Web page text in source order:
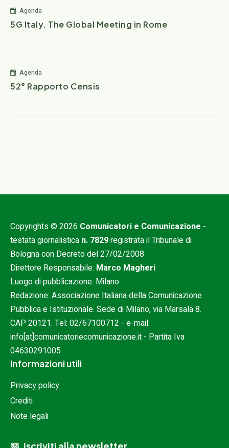
Agenda
5G Italy. The Global Meeting in Rome
Agenda
52° Rapporto Censis
Copyrights © 2026 Comunicatori e Comunicazione -
testata giornalistica n. 7829registrata il Tribunale di
Bologna con Decreto del 27/02/2008
Direttore Responsabile: Marco Magheri
Luogo di pubblicazione: Milano
Redazione: Associazione Italiana della Comunicazione
Pubblica e Istituzionale. Sede di Milano, via Marsala 8.
CAP 20121. Tel: 02/67100712 - e-mail:
info[at]comunicatoriecomunicazione.it - Partita Iva
04630291005
Informazioni utili
Privacy policy
Crediti
Note legali